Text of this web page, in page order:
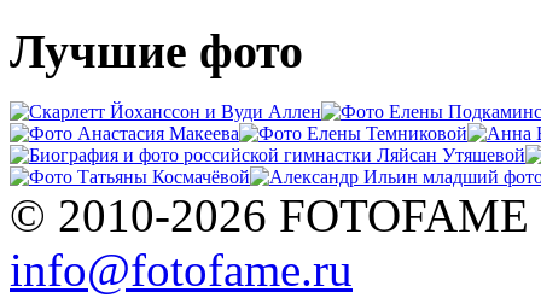
Лучшие фото
© 2010-2026 FOTOFAME
info@fotofame.ru